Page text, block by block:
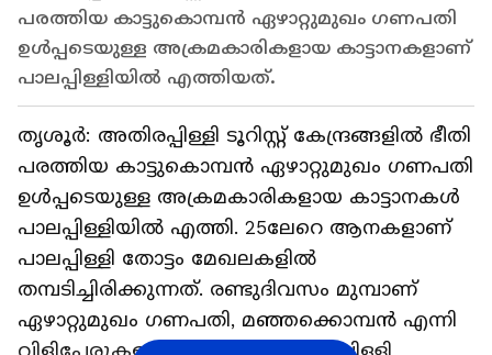
പരത്തിയ കാട്ടുകൊമ്പന്‍ ഏഴാറ്റുമുഖം ഗണപതി
ഉള്‍പ്പടെയുള്ള അക്രമകാരികളായ കാട്ടാനകളാണ്
പാലപ്പിള്ളിയിൽ എത്തിയത്.
തൃശൂര്‍: അതിരപ്പിള്ളി ടൂറിസ്റ്റ് കേന്ദ്രങ്ങളില്‍ ഭീതി
പരത്തിയ കാട്ടുകൊമ്പന്‍ ഏഴാറ്റുമുഖം ഗണപതി
ഉള്‍പ്പടെയുള്ള അക്രമകാരികളായ കാട്ടാനകള്‍
പാലപ്പിള്ളിയില്‍ എത്തി. 25ലേറെ ആനകളാണ്
പാലപ്പിള്ളി തോട്ടം മേഖലകളില്‍
തമ്പടിച്ചിരിക്കുന്നത്. രണ്ടുദിവസം മുമ്പാണ്
ഏഴാറ്റുമുഖം ഗണപതി, മഞ്ഞക്കൊമ്പന്‍ എന്നി
വിളിപ്പേരുകളുള്ള ആനകളെ പാലപ്പിള്ളി